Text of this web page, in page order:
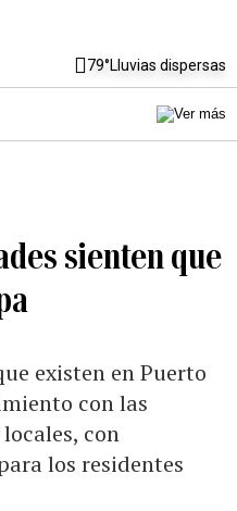
79°Lluvias dispersas
sienten que
existen en Puerto
con las
con
los residentes